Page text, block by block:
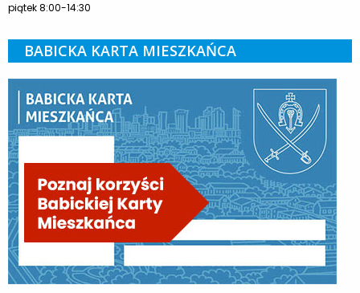
piątek 8:00-14:30
BABICKA KARTA MIESZKAŃCA